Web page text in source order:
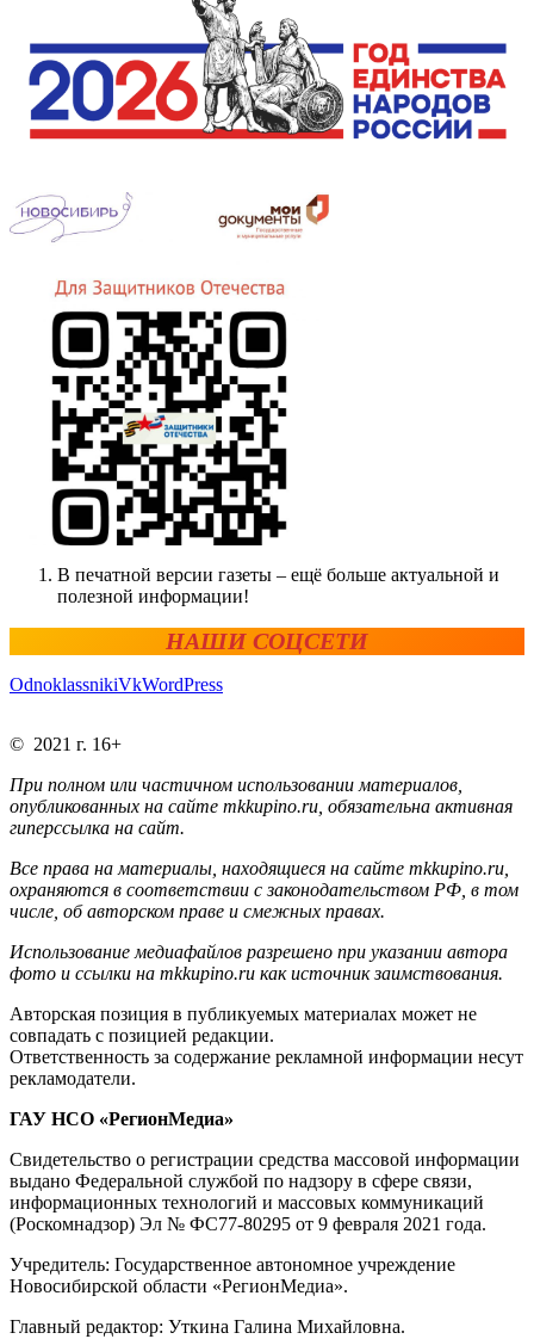
В печатной версии газеты – ещё больше актуальной и
полезной информации!
НАШИ СОЦСЕТИ
OdnoklassnikiVkWordPress
© 2021 г. 16+
При полном или частичном использовании материалов,
опубликованных на сайте mkkupino.ru, обязательна активная
гиперссылка на сайт.
Все права на материалы, находящиеся на сайте mkkupino.ru,
охраняются в соответствии с законодательством РФ, в том
числе, об авторском праве и смежных правах.
Использование медиафайлов разрешено при указании автора
фото и ссылки на mkkupino.ru как источник заимствования.
Авторская позиция в публикуемых материалах может не
совпадать с позицией редакции.
Ответственность за содержание рекламной информации несут
рекламодатели.
ГАУ НСО «РегионМедиа»
Свидетельство о регистрации средства массовой информации
выдано Федеральной службой по надзору в сфере связи,
информационных технологий и массовых коммуникаций
(Роскомнадзор) Эл № ФС77-80295 от 9 февраля 2021 года.
Учредитель: Государственное автономное учреждение
Новосибирской области «РегионМедиа».
Главный редактор: Уткина Галина Михайловна.